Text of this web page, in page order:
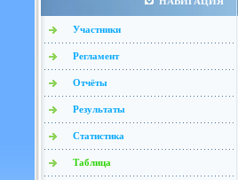
Участники
Регламент
Отчёты
Результаты
Статистика
Таблица